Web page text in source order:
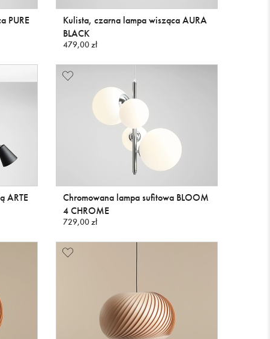
PURE
Kulista, czarna lampa wisząca AURA
BLACK
479,00 zł
ARTE
Chromowana lampa sufitowa BLOOM
4 CHROME
729,00 zł